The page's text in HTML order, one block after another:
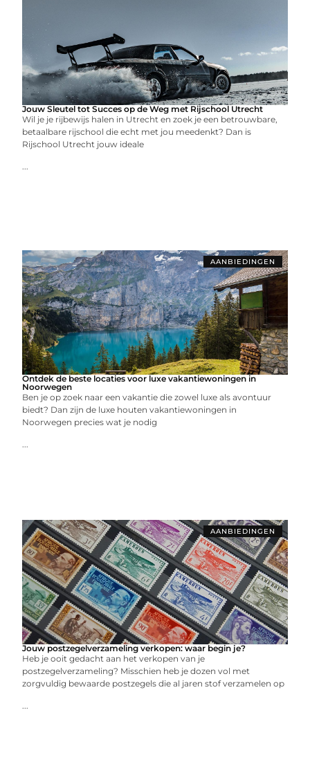
Jouw Sleutel tot Succes op de Weg met Rijschool Utrecht
Wil je je rijbewijs halen in Utrecht en zoek je een betrouwbare,
betaalbare rijschool die echt met jou meedenkt? Dan is
Rijschool Utrecht jouw ideale
...
AANBIEDINGEN
Ontdek de beste locaties voor luxe vakantiewoningen in
Noorwegen
Ben je op zoek naar een vakantie die zowel luxe als avontuur
biedt? Dan zijn de luxe houten vakantiewoningen in
Noorwegen precies wat je nodig
...
AANBIEDINGEN
Jouw postzegelverzameling verkopen: waar begin je?
Heb je ooit gedacht aan het verkopen van je
postzegelverzameling? Misschien heb je dozen vol met
zorgvuldig bewaarde postzegels die al jaren stof verzamelen op
...